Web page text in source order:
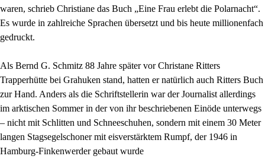
waren, schrieb Christiane das Buch „Eine Frau erlebt die Polarnacht“.
Es wurde in zahlreiche Sprachen übersetzt und bis heute millionenfach
gedruckt.
Als Bernd G. Schmitz 88 Jahre später vor Christane Ritters
Trapperhütte bei Grahuken stand, hatten er natürlich auch Ritters Buch
zur Hand. Anders als die Schriftstellerin war der Journalist allerdings
im arktischen Sommer in der von ihr beschriebenen Einöde unterwegs
– nicht mit Schlitten und Schneeschuhen, sondern mit einem 30 Meter
langen Stagsegelschoner mit eisverstärktem Rumpf, der 1946 in
Hamburg-Finkenwerder gebaut wurde